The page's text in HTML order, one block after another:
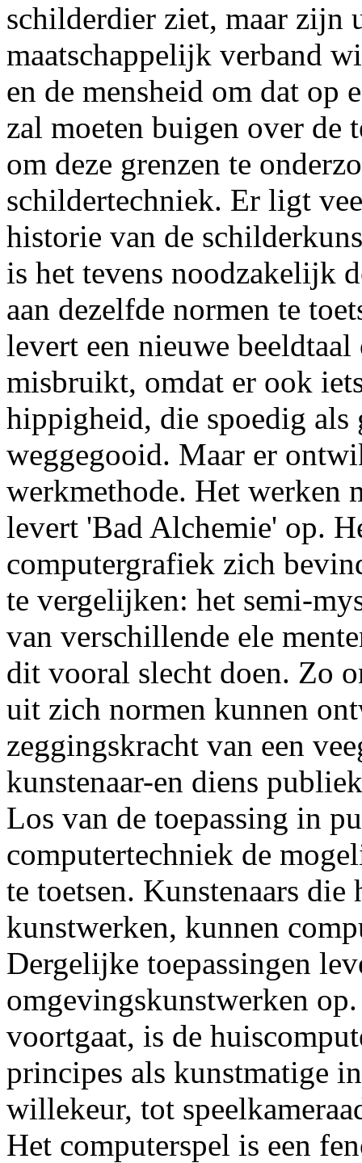
schilderdier ziet, maar zijn
maatschappelijk verband
en de mensheid om dat op
zal moeten buigen over de
om deze grenzen te
schildertechniek. Er ligt
historie van de
is het tevens noodzakelijk
aan dezelfde normen te
levert een nieuwe
misbruikt, omdat er ook
hippigheid, die spoedig als
weggegooid. Maar er
werkmethode. Het werken
levert 'Bad Alchemie' op.
computergrafiek zich
te vergelijken: het semi-
van verschillende ele
dit vooral slecht doen. Zo
uit zich normen kunnen
zeggingskracht van een
kunstenaar-en diens
Los van de toepassing in
computertechniek de
te toetsen. Kunstenaars
kunstwerken, kunnen
Dergelijke toepassingen
omgevingskunstwerken
voortgaat, is de
principes als kunstmatige
willekeur, tot
Het computerspel is een